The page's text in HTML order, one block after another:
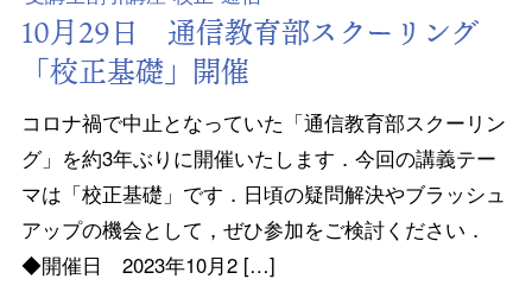
10月29日 通信教育部スクーリング
「校正基礎」開催
コロナ禍で中止となっていた「通信教育部スクーリン
グ」を約3年ぶりに開催いたします．今回の講義テー
マは「校正基礎」です．日頃の疑問解決やブラッシュ
アップの機会として，ぜひ参加をご検討ください．
◆開催日 2023年10月2 […]